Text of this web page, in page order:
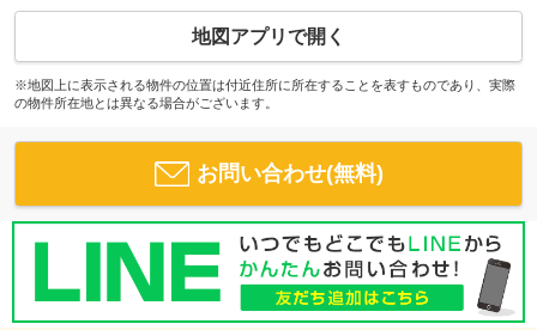
地図アプリで開く
※地図上に表示される物件の位置は付近住所に所在することを表すものであり、実際
の物件所在地とは異なる場合がございます。
お問い合わせ(無料)